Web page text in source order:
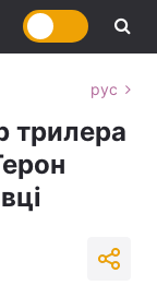
рус
трилера